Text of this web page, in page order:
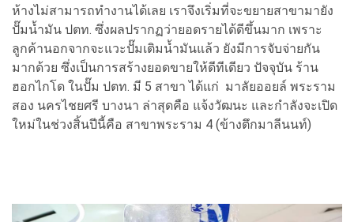
ห้างไม่สามารถทำงานได้เลย เราจึงเริ่มที่จะขยายสาขามายัง
ปั๊มน้ำมัน ปตท. ซึ่งผลปรากฏว่ายอดรายได้ดีขึ้นมาก เพราะ
ลูกค้านอกจากจะแวะปั๊มเติมน้ำมันแล้ว ยังมีการจับจ่ายกัน
มากด้วย ซึ่งเป็นการสร้างยอดขายให้ดีทีเดียว ปัจจุบัน ร้าน
ฮอกไกโด ในปั๊ม ปตท. มี 5 สาขา ได้แก่ มาลัยออยล์ พระราม
สอง นครไชยศรี บางนา ล่าสุดคือ แจ้งวัฒนะ และกำลังจะเปิด
ใหม่ในช่วงสิ้นปีนี้คือ สาขาพระราม 4 (ข้างตึกมาลีนนท์)